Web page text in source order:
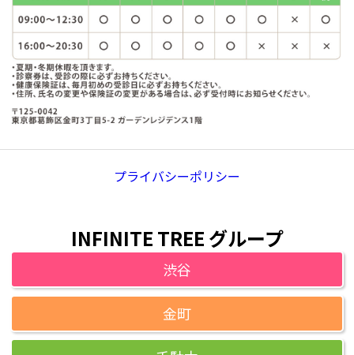
プライバシーポリシー
INFINITE TREE グループ
渋谷
金町